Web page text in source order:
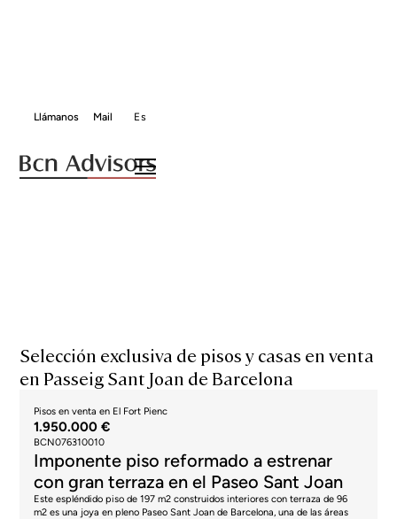
Mail
Llámanos Es
Pisos y casas en
Selección exclusiva de pisos y casas en venta
en Passeig Sant Joan de Barcelona
Pisos en venta en El Fort Pienc
1.950.000 €
BCN076310010
Imponente piso reformado a estrenar
con gran terraza en el Paseo Sant Joan
Este espléndido piso de 197 m2 construidos interiores con terraza de 96
m2 es una joya en pleno Paseo Sant Joan de Barcelona, una de las áreas